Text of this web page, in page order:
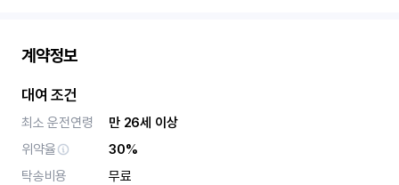
계약정보
대여 조건
최소 운전연령
만 26세 이상
위약율
30%
탁송비용
무료